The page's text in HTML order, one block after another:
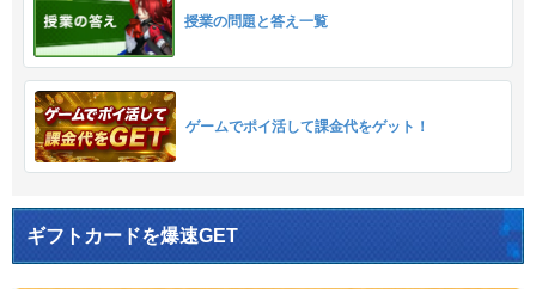
授業の問題と答え一覧
ゲームでポイ活して課金代をゲット！
ギフトカードを爆速GET